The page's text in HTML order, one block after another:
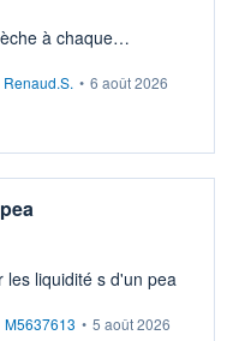
à chaque
sa retraite.
Renaud.S. • 6 août 2026
liquidité s d'un pea
M5637613 • 5 août 2026